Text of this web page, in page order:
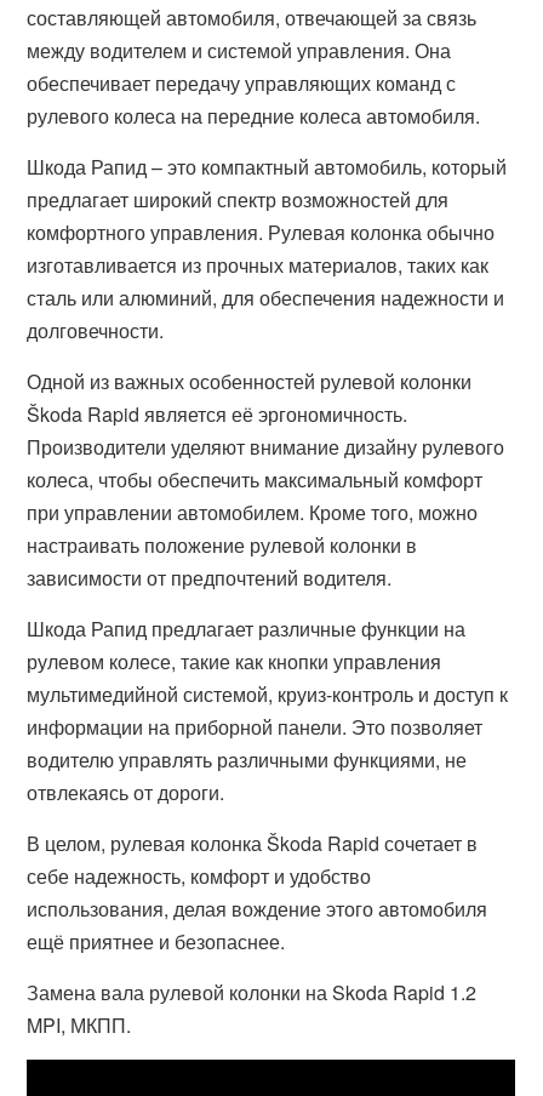
составляющей автомобиля, отвечающей за связь
между водителем и системой управления. Она
обеспечивает передачу управляющих команд с
рулевого колеса на передние колеса автомобиля.
Шкода Рапид – это компактный автомобиль, который
предлагает широкий спектр возможностей для
комфортного управления. Рулевая колонка обычно
изготавливается из прочных материалов, таких как
сталь или алюминий, для обеспечения надежности и
долговечности.
Одной из важных особенностей рулевой колонки
Škoda Rapid является её эргономичность.
Производители уделяют внимание дизайну рулевого
колеса, чтобы обеспечить максимальный комфорт
при управлении автомобилем. Кроме того, можно
настраивать положение рулевой колонки в
зависимости от предпочтений водителя.
Шкода Рапид предлагает различные функции на
рулевом колесе, такие как кнопки управления
мультимедийной системой, круиз-контроль и доступ к
информации на приборной панели. Это позволяет
водителю управлять различными функциями, не
отвлекаясь от дороги.
В целом, рулевая колонка Škoda Rapid сочетает в
себе надежность, комфорт и удобство
использования, делая вождение этого автомобиля
ещё приятнее и безопаснее.
Замена вала рулевой колонки на Skoda Rapid 1.2
MPI, МКПП.